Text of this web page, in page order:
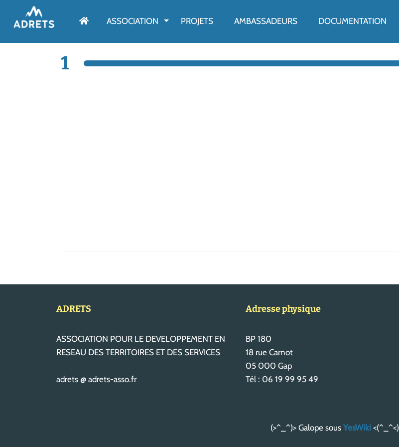
ASSOCIATION AFFICHER LE MENU
PROJETS AMBASSADEURS DOCUMENTATION
1
ADRETS
ASSOCIATION POUR LE DEVELOPPEMENT EN
RESEAU DES TERRITOIRES ET DES SERVICES
adrets @ adrets-asso.fr
Adresse physique
BP 180
18 rue Carnot
05 000 Gap
Tél : 06 19 99 95 49
(>^_^)> Galope sous YesWiki <(^_^<)